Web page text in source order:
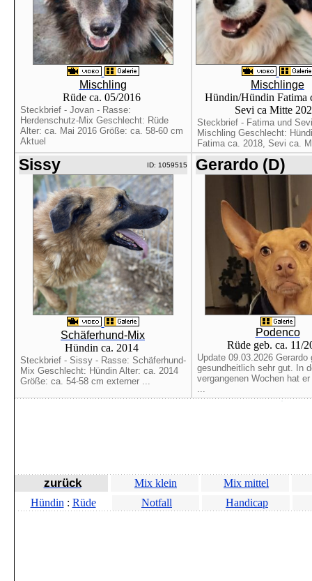
Mischling
Rüde ca. 05/2016
Steckbrief - Jovan - Rasse:
Herdenschutz-Mix Geschlecht: Rüde
Alter: ca. Mai 2016 Größe: ca. 58-60 cm
Aktuel
Mischlinge
Hündin/Hündin Fatima
Sevi ca Mitte
Steckbrief - Fatima und
Mischling Geschlecht:
Fatima ca. 2018, Sevi ca.
Sissy ID: 1059515
Schäferhund-Mix
Hündin ca. 2014
Steckbrief - Sissy - Rasse: Schäferhund-
Mix Geschlecht: Hündin Alter: ca. 2014
Größe: ca. 54-58 cm externer ...
Gerardo (D)
Podenco
Rüde geb. ca. 11/
Update 09.03.2026 Gerardo
gesundheitlich sehr gut. In
vergangenen Wochen hat
...
zurück Mix klein
Mix mittel
Hündin : Rüde Notfall Handicap